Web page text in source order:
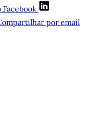
por email